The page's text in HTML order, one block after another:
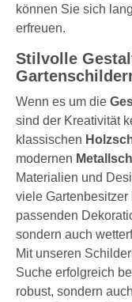
können Sie sich
erfreuen.
Stilvolle
Wenn es um die
sind der Kreativität
klassischen
modernen
Materialien und
viele
passenden
sondern auch
Mit unseren
Suche erfolgreich
robust, sondern